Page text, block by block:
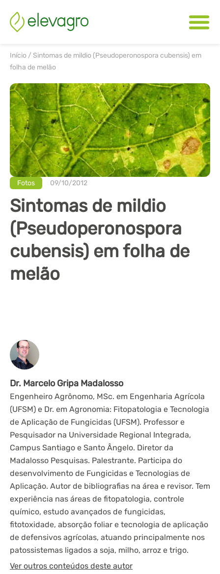
Início /Sintomas de mildio (Pseudoperonospora cubensis) em
folha de melão
Fotos 09/10/2012
Sintomas de mildio
(Pseudoperonospora
cubensis) em folha de
melão
Dr. Marcelo Gripa Madalosso
Engenheiro Agrônomo, MSc. em Engenharia Agrícola
(UFSM) e Dr. em Agronomia: Fitopatologia e Tecnologia
de Aplicação de Fungicidas (UFSM). Professor e
Pesquisador na Universidade Regional Integrada,
Campus Santiago e Santo Ângelo. Diretor da
Madalosso Pesquisas. Palestrante. Participa do
desenvolvimento de Fungicidas e Tecnologias de
Aplicação. Autor de bibliografias na área e revisor. Tem
experiência nas áreas de fitopatologia, controle
químico, estudo avançados de fungicidas,
fitotoxidade, absorção foliar e tecnologia de aplicação
de defensivos agrícolas, atuando principalmente nos
patossistemas ligados a soja, milho, arroz e trigo.
Ver outros conteúdos deste autor